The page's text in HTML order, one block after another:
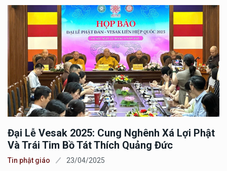
Đại Lễ Vesak 2025: Cung Nghênh Xá Lợi Phật
Và Trái Tim Bồ Tát Thích Quảng Đức
Tin phật giáo 23/04/2025